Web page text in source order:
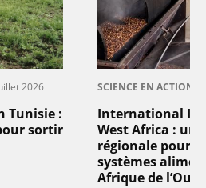
2026
Tunisie :
sortir
SCIENCE EN ACTION
International
West Africa :
régionale pour
systèmes
Afrique de